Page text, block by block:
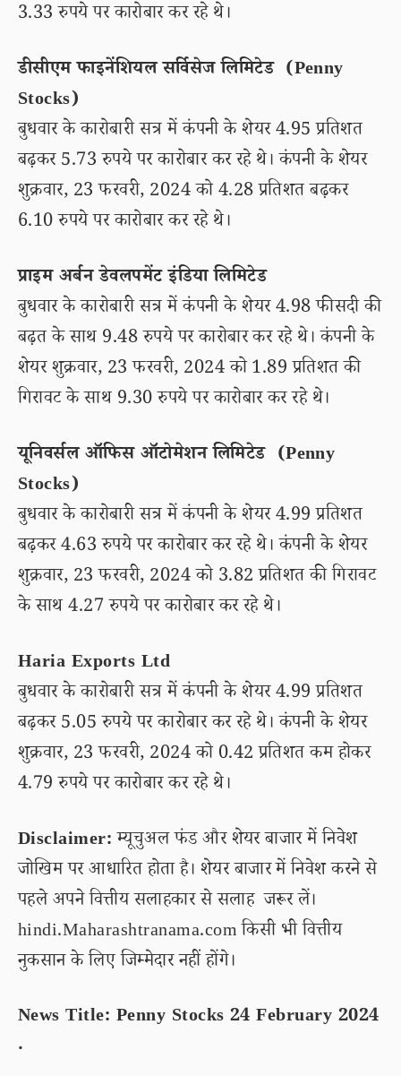
3.33 रुपये पर कारोबार कर रहे थे।
डीसीएम फाइनेंशियल सर्विसेज लिमिटेड (Penny
Stocks)
बुधवार के कारोबारी सत्र में कंपनी के शेयर 4.95 प्रतिशत
बढ़कर 5.73 रुपये पर कारोबार कर रहे थे। कंपनी के शेयर
शुक्रवार, 23 फरवरी, 2024 को 4.28 प्रतिशत बढ़कर
6.10 रुपये पर कारोबार कर रहे थे।
प्राइम अर्बन डेवलपमेंट इंडिया लिमिटेड
बुधवार के कारोबारी सत्र में कंपनी के शेयर 4.98 फीसदी की
बढ़त के साथ 9.48 रुपये पर कारोबार कर रहे थे। कंपनी के
शेयर शुक्रवार, 23 फरवरी, 2024 को 1.89 प्रतिशत की
गिरावट के साथ 9.30 रुपये पर कारोबार कर रहे थे।
यूनिवर्सल ऑफिस ऑटोमेशन लिमिटेड (Penny
Stocks)
बुधवार के कारोबारी सत्र में कंपनी के शेयर 4.99 प्रतिशत
बढ़कर 4.63 रुपये पर कारोबार कर रहे थे। कंपनी के शेयर
शुक्रवार, 23 फरवरी, 2024 को 3.82 प्रतिशत की गिरावट
के साथ 4.27 रुपये पर कारोबार कर रहे थे।
Haria Exports Ltd
बुधवार के कारोबारी सत्र में कंपनी के शेयर 4.99 प्रतिशत
बढ़कर 5.05 रुपये पर कारोबार कर रहे थे। कंपनी के शेयर
शुक्रवार, 23 फरवरी, 2024 को 0.42 प्रतिशत कम होकर
4.79 रुपये पर कारोबार कर रहे थे।
Disclaimer:म्यूचुअल फंड और शेयर बाजार में निवेश
जोखिम पर आधारित होता है। शेयर बाजार में निवेश करने से
पहले अपने वित्तीय सलाहकार से सलाह जरूर लें।
hindi.Maharashtranama.com किसी भी वित्तीय
नुकसान के लिए जिम्मेदार नहीं होंगे।
News Title: Penny Stocks 24 February 2024
.